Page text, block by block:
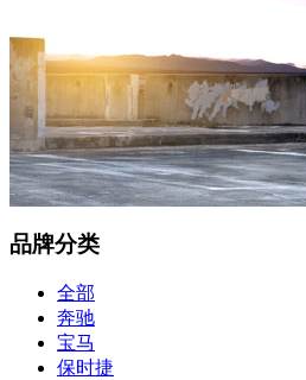
品牌分类
全部
奔驰
宝马
保时捷